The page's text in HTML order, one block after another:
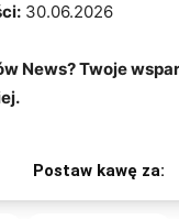
30.06.2026
News? Twoje
Postaw kawę za: